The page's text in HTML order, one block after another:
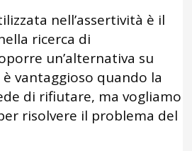
nell’assertività è il
ricerca di
un’alternativa su
vantaggioso quando la
di rifiutare, ma vogliamo
risolvere il problema del